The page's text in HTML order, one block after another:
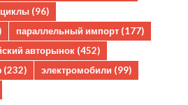
(96)
параллельный импорт (177)
авторынок (452)
(232) электромобили (99)